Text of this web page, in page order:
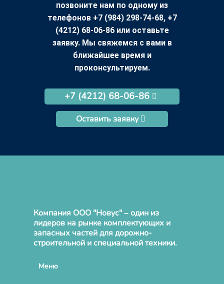
позвоните нам по одному из
телефонов +7 (984) 298-74-68, +7
(4212) 68-06-86 или оставьте
заявку. Мы свяжемся с вами в
ближайшее время и
проконсультируем.
+7 (4212) 68-06-86
Оставить заявку
Компания ООО "Новус" – один из
лидеров на рынке комплектующих и
запасных частей для дорожно-
строительной и специальной техники.
Меню